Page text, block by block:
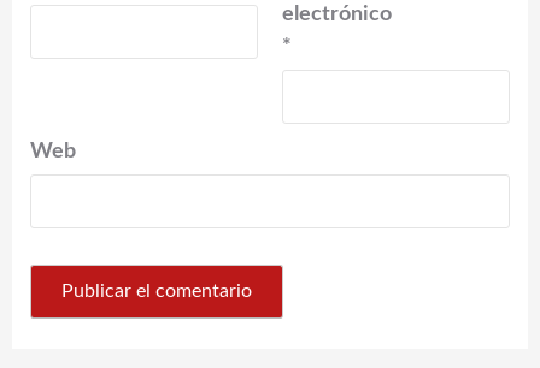
electrónico
*
Web